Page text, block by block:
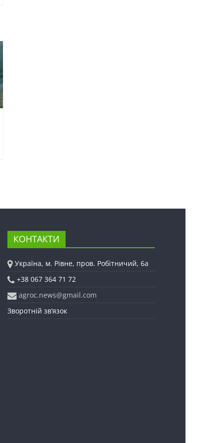
КОНТАКТИ
Україна, м. Рівне, пров. Робітничий, 6а
+38 067 364 71 72
agroc.news@gmail.com
Зворотній зв’язок